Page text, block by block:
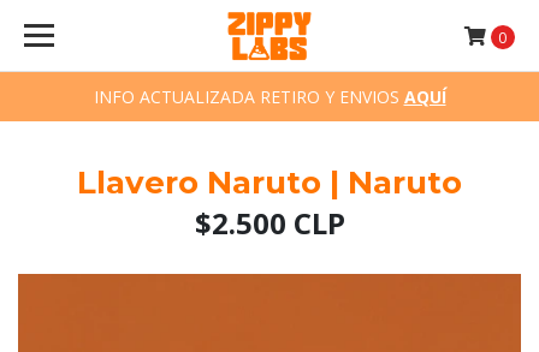
INFO ACTUALIZADA RETIRO Y ENVIOS AQUÍ
0
Llavero Naruto | Naruto
$2.500 CLP